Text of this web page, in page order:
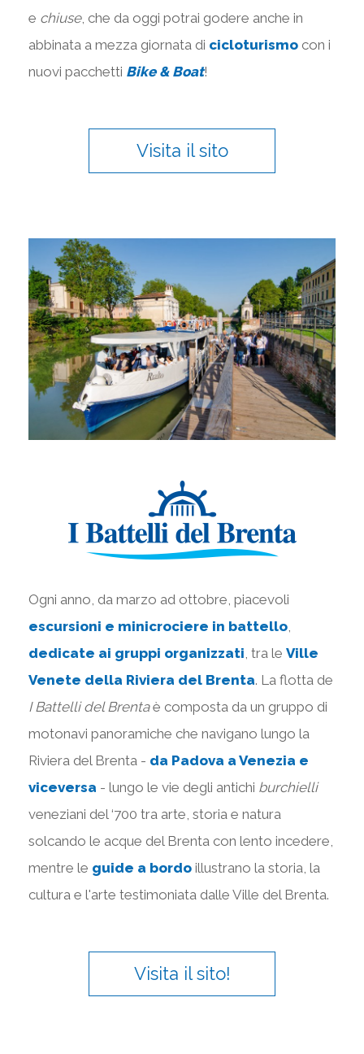
e chiuse, che da oggi potrai godere anche in
abbinata a mezza giornata di cicloturismo con i
nuovi pacchetti Bike & Boat!
Visita il sito
Ogni anno, da marzo ad ottobre, piacevoli
escursioni e minicrociere in battello
dedicate ai gruppi organizzati , tra le Ville
Venete della Riviera del Brenta. La flotta de
I Battelli del Brentaè composta da un gruppo di
motonavi panoramiche che navigano lungo la
Riviera del Brenta - da Padova a Venezia e
viceversa - lungo le vie degli antichi burchielli
veneziani del ‘700 tra arte, storia e natura
solcando le acque del Brenta con lento incedere,
mentre le guide a bordo illustrano la storia, la
cultura e l'arte testimoniata dalle Ville del Brenta.
Visita il sito!